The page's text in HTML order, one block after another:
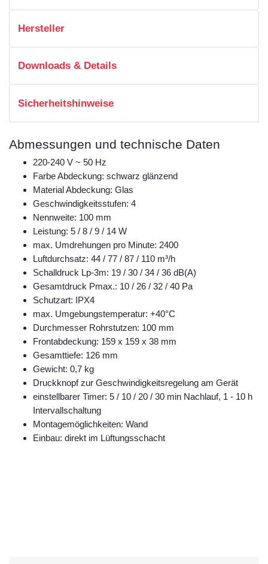
Hersteller
Downloads & Details
Sicherheitshinweise
Abmessungen und technische Daten
220-240 V ~ 50 Hz
Farbe Abdeckung: schwarz glänzend
Material Abdeckung: Glas
Geschwindigkeitsstufen: 4
Nennweite: 100 mm
Leistung: 5 / 8 / 9 / 14 W
max. Umdrehungen pro Minute: 2400
Luftdurchsatz: 44 / 77 / 87 / 110 m³/h
Schalldruck Lp-3m: 19 / 30 / 34 / 36 dB(A)
Gesamtdruck Pmax.: 10 / 26 / 32 / 40 Pa
Schutzart: IPX4
max. Umgebungstemperatur: +40°C
Durchmesser Rohrstutzen: 100 mm
Frontabdeckung: 159 x 159 x 38 mm
Gesamttiefe: 126 mm
Gewicht: 0,7 kg
Druckknopf zur Geschwindigkeitsregelung am Gerät
einstellbarer Timer: 5 / 10 / 20 / 30 min Nachlauf, 1 - 10 h
Intervallschaltung
Montagemöglichkeiten: Wand
Einbau: direkt im Lüftungsschacht